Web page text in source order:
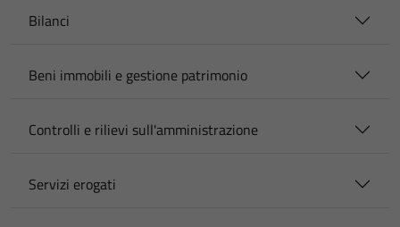
Bilanci
Beni immobili e gestione patrimonio
Controlli e rilievi sull'amministrazione
Servizi erogati